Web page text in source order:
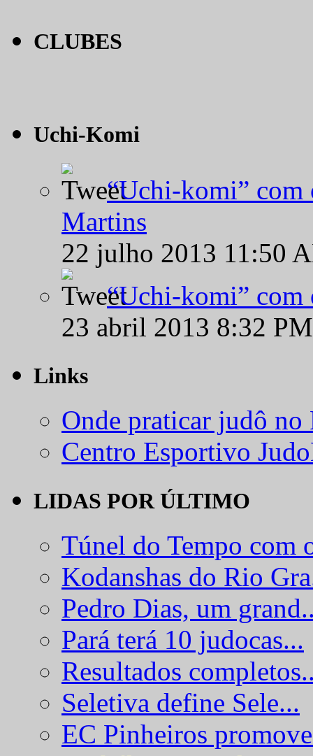
CLUBES
Uchi-Komi
“Uchi-komi” com
Martins
22 julho 2013 11:50
“Uchi-komi” com
23 abril 2013 8:32
Links
Onde praticar judô
Centro Esportivo
LIDAS POR ÚLTIMO
Túnel do Tempo com
Kodanshas do Rio
Pedro Dias, um
Pará terá 10 judocas...
Resultados
Seletiva define Sele...
EC Pinheiros